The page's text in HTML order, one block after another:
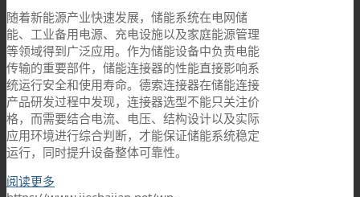
随着新能源产业快速发展，储能系统在电网储
能、工业备用电源、充电设施以及家庭能源管理
等领域得到广泛应用。作为储能设备中负责电能
传输的重要部件，储能连接器的性能直接影响系
统运行安全和使用寿命。德索连接器在储能连接
产品研发过程中发现，连接器选型不能只关注价
格，而需要结合电流、电压、结构设计以及实际
应用环境进行综合判断，才能保证储能系统稳定
运行，同时提升设备整体可靠性。
阅读更多